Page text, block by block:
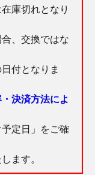
庫切れとなり
、交換ではな
付となりま
決済方法によ
定日」をご確
ます。